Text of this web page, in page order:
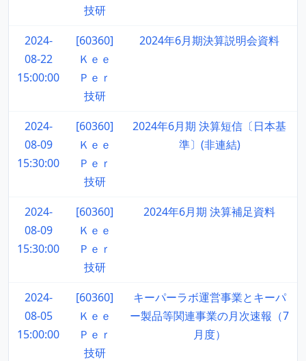
技研
2024-
08-22
15:00:00
[60360]
Ｋｅｅ
Ｐｅｒ
技研
2024年6月期決算説明会資料
2024-
08-09
15:30:00
[60360]
Ｋｅｅ
Ｐｅｒ
技研
2024年6月期 決算短信〔日本基
準〕(非連結)
2024-
08-09
15:30:00
[60360]
Ｋｅｅ
Ｐｅｒ
技研
2024年6月期 決算補足資料
2024-
08-05
15:00:00
[60360]
Ｋｅｅ
Ｐｅｒ
技研
キーパーラボ運営事業とキーパ
ー製品等関連事業の月次速報（7
月度）